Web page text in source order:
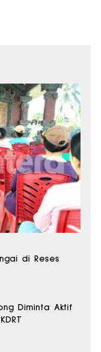
di Reses
Diminta Aktif